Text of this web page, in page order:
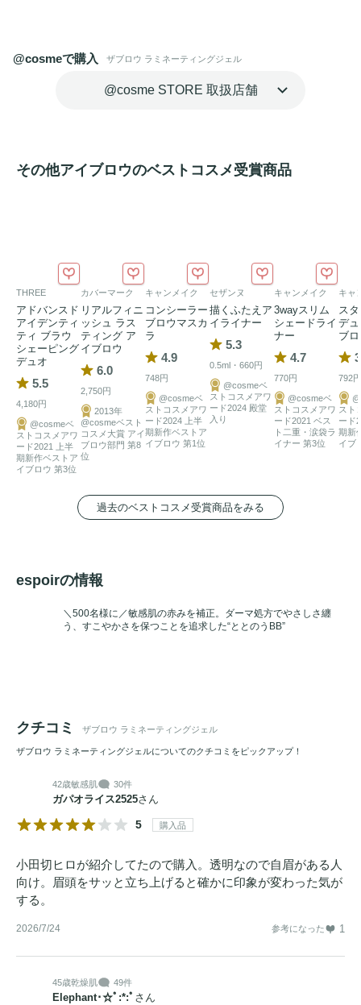
@cosmeで購入 ザブロウ ラミネーティングジェル
@cosme STORE 取扱店舗
その他アイブロウのベストコスメ受賞商品
THREE
アドバンスド
アイデンティ
ティ ブラウ
シェーピング
デュオ
5.5
4,180円
@cosmeベ
ストコスメアワ
ード2021 上半
期新作ベストア
イブロウ 第3位
カバーマーク
リアルフィニ
ッシュ ラス
ティング ア
イブロウ
6.0
2,750円
2013年
@cosmeベスト
コスメ大賞 アイ
ブロウ部門 第8
位
キャンメイク
コンシーラー
ブロウマスカ
ラ
4.9
748円
@cosmeベ
ストコスメアワ
ード2024 上半
期新作ベストア
イブロウ 第1位
セザンヌ
描くふたえア
イライナー
5.3
0.5ml・660円
@cosmeベ
ストコスメアワ
ード2024 殿堂
入り
キャンメイク
3wayスリム
シェードライ
ナー
4.7
770円
@cosmeベ
ストコスメアワ
ード2021 ベス
ト二重・涙袋ラ
イナー 第3位
キャ
ス
デ
ブ
792円
スト
ード
期新
イブ
過去のベストコスメ受賞商品をみる
espoirの情報
＼500名様に／敏感肌の赤みを補正。ダーマ処方でやさしさ纏
う、すこやかさを保つことを追求した“ととのうBB”
クチコミ ザブロウ ラミネーティングジェル
ザブロウ ラミネーティングジェルについてのクチコミをピックアップ！
42歳敏感肌 30件
ガパオライス2525さん
5 購入品
小田切ヒロが紹介してたので購入。透明なので自眉がある人
向け。眉頭をサッと立ち上げると確かに印象が変わった気が
する。
2026/7/24 参考になった 1
45歳乾燥肌 49件
Elephant･☆ﾟ:*:ﾟ さん